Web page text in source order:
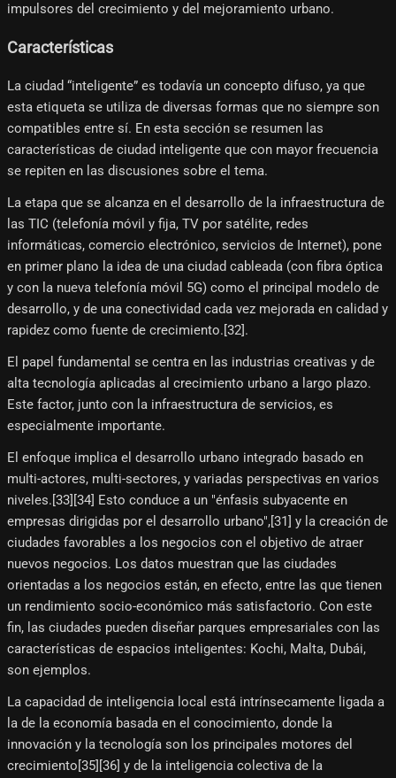
impulsores del crecimiento y del mejoramiento urbano.
Características
La ciudad “inteligente” es todavía un concepto difuso, ya que
esta etiqueta se utiliza de diversas formas que no siempre son
compatibles entre sí. En esta sección se resumen las
características de ciudad inteligente que con mayor frecuencia
se repiten en las discusiones sobre el tema.
La etapa que se alcanza en el desarrollo de la infraestructura de
las TIC (telefonía móvil y fija, TV por satélite, redes
informáticas, comercio electrónico, servicios de Internet), pone
en primer plano la idea de una ciudad cableada (con fibra óptica
y con la nueva telefonía móvil 5G) como el principal modelo de
desarrollo, y de una conectividad cada vez mejorada en calidad y
rapidez como fuente de crecimiento.[32]​.
El papel fundamental se centra en las industrias creativas y de
alta tecnología aplicadas al crecimiento urbano a largo plazo.
Este factor, junto con la infraestructura de servicios, es
especialmente importante.
El enfoque implica el desarrollo urbano integrado basado en
multi-actores, multi-sectores, y variadas perspectivas en varios
niveles.[33]​[34]​ Esto conduce a un "énfasis subyacente en
empresas dirigidas por el desarrollo urbano",[31]​ y la creación de
ciudades favorables a los negocios con el objetivo de atraer
nuevos negocios. Los datos muestran que las ciudades
orientadas a los negocios están, en efecto, entre las que tienen
un rendimiento socio-económico más satisfactorio. Con este
fin, las ciudades pueden diseñar parques empresariales con las
características de espacios inteligentes: Kochi, Malta, Dubái,
son ejemplos.
La capacidad de inteligencia local está intrínsecamente ligada a
la de la economía basada en el conocimiento, donde la
innovación y la tecnología son los principales motores del
crecimiento[35]​[36]​ y de la inteligencia colectiva de la